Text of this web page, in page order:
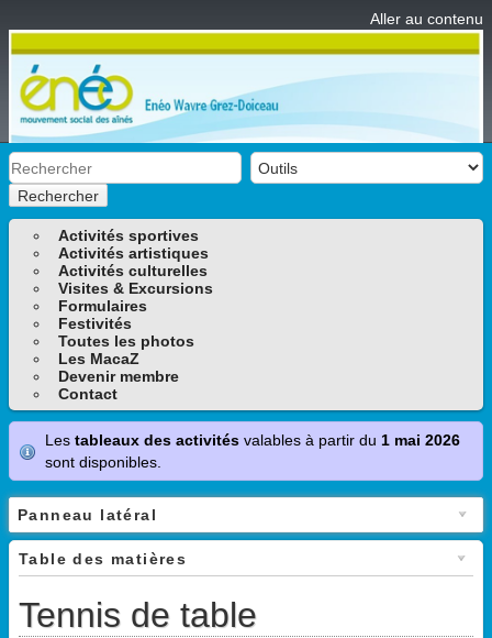
Aller au contenu
Rechercher
Activités sportives
Activités artistiques
Activités culturelles
Visites & Excursions
Formulaires
Festivités
Toutes les photos
Les MacaZ
Devenir membre
Contact
Les tableaux des activités valables à partir du 1 mai 2026
sont disponibles.
Panneau latéral
Table des matières
Tennis de table